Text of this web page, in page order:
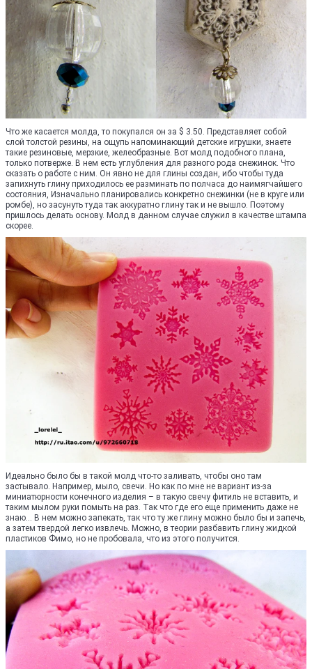
Что же касается молда, то покупался он за $ 3.50. Представляет собой
слой толстой резины, на ощупь напоминающий детские игрушки, знаете
такие резиновые, мерзкие, желеобразные. Вот молд подобного плана,
только потверже. В нем есть углубления для разного рода снежинок. Что
сказать о работе с ним. Он явно не для глины создан, ибо чтобы туда
запихнуть глину приходилось ее разминать по полчаса до наимягчайшего
состояния, Изначально планировались конкретно снежинки (не в круге или
ромбе), но засунуть туда так аккуратно глину так и не вышло. Поэтому
пришлось делать основу. Молд в данном случае служил в качестве штампа
скорее.
Идеально было бы в такой молд что-то заливать, чтобы оно там
застывало. Например, мыло, свечи. Но как по мне не вариант из-за
миниатюрности конечного изделия – в такую свечу фитиль не вставить, и
таким мылом руки помыть на раз. Так что где его еще применить даже не
знаю... В нем можно запекать, так что ту же глину можно было бы и запечь,
а затем твердой легко извлечь. Можно, в теории разбавить глину жидкой
пластиков Фимо, но не пробовала, что из этого получится.